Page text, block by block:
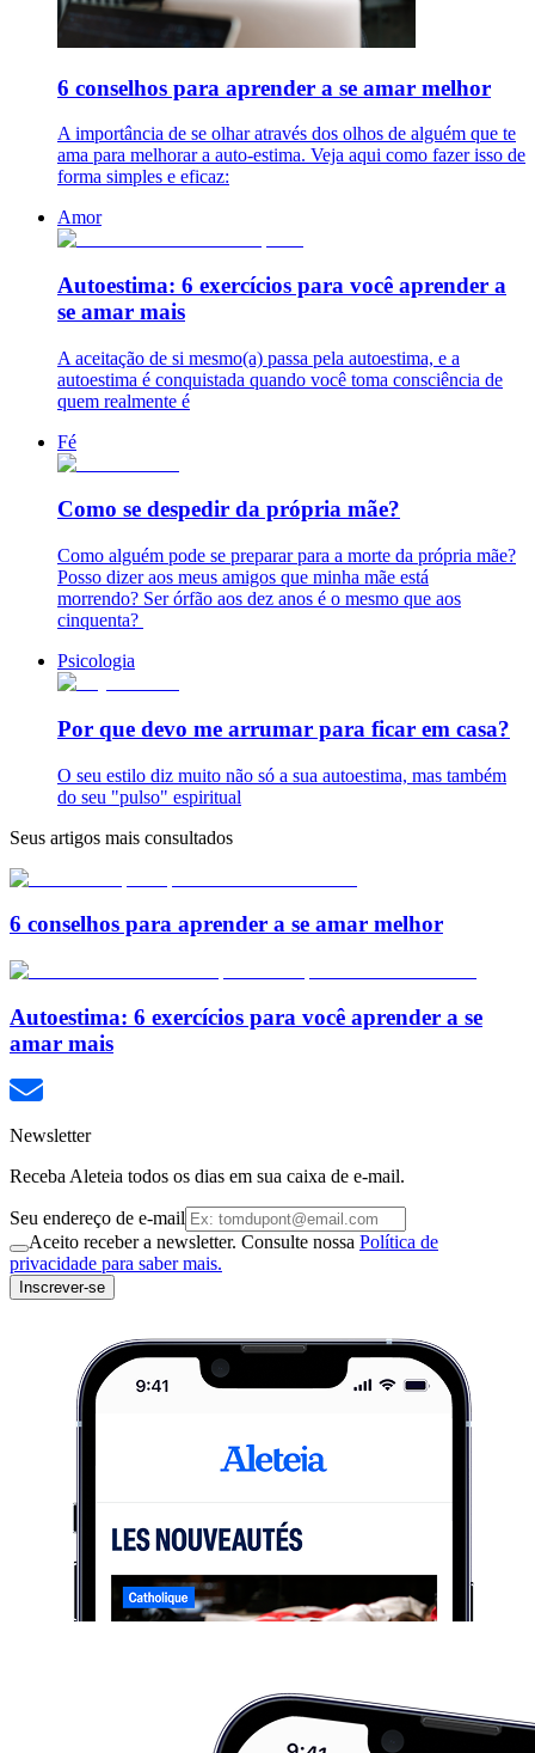
6 conselhos para aprender a se amar melhor
A importância de se olhar através dos olhos de alguém que te
ama para melhorar a auto-estima. Veja aqui como fazer isso de
forma simples e eficaz:
Amor
Autoestima: 6 exercícios para você aprender a
se amar mais
A aceitação de si mesmo(a) passa pela autoestima, e a
autoestima é conquistada quando você toma consciência de
quem realmente é
Fé
Como se despedir da própria mãe?
Como alguém pode se preparar para a morte da própria mãe?
Posso dizer aos meus amigos que minha mãe está
morrendo? Ser órfão aos dez anos é o mesmo que aos
cinquenta?
Psicologia
Por que devo me arrumar para ficar em casa?
O seu estilo diz muito não só a sua autoestima, mas também
do seu "pulso" espiritual
Seus artigos mais consultados
6 conselhos para aprender a se amar melhor
Autoestima: 6 exercícios para você aprender a se
amar mais
Newsletter
Receba Aleteia todos os dias em sua caixa de e-mail.
Seu endereço de e-mail
Aceito receber a newsletter. Consulte nossa Política de
privacidade para saber mais.
Inscrever-se